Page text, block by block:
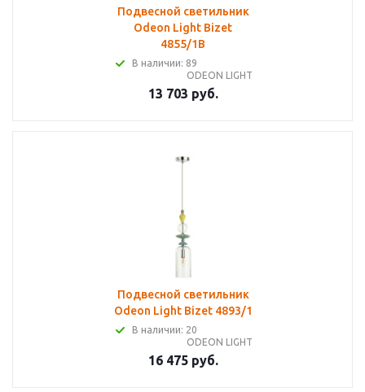
Подвесной светильник
Odeon Light Bizet
4855/1B
В наличии: 89
ODEON LIGHT
13 703 руб.
Подвесной светильник
Odeon Light Bizet 4893/1
В наличии: 20
ODEON LIGHT
16 475 руб.